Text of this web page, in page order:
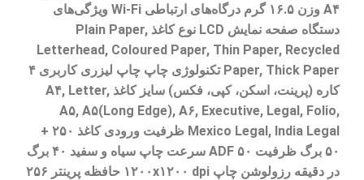
A۴ وزن ۱۶.۵ گرم درگاه‌های ارتباطی Wi-Fi ویژگی‌های
دستگاه صفحه نمایش LCD نوع کاغذ Plain Paper,
Letterhead, Coloured Paper, Thin Paper, Recycled
Paper, Thick Paper تکنولوژی چاپ چاپ لیزری کاربری ۴
کاره (پرینت، اسکن، کپی، فکس) سایز کاغذ A۴, Letter,
A۵, A۵(Long Edge), A۶, Executive, Legal, Folio,
Mexico Legal, India Legal ظرفیت ورودی کاغذ ۲۵۰ +
۵۰ برگ ظرفیت ADF ۵۰ سرعت چاپ سیاه و سفید ۴۰ برگ
در دقیقه رزولوشن چاپ ۱۲۰۰x۱۲۰۰ dpi حافظه پرینتر ۲۵۶